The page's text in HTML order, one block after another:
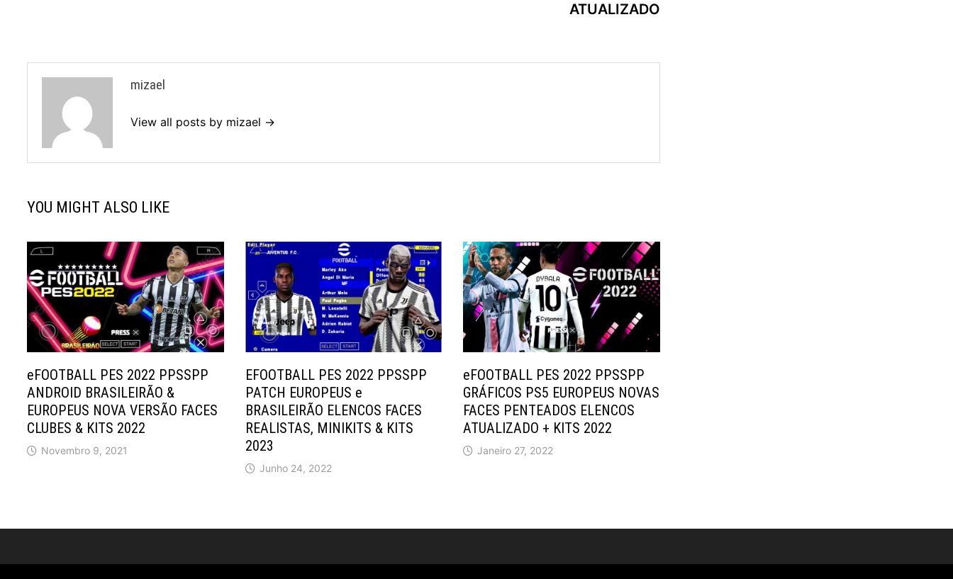
ATUALIZADO
mizael
View all posts by mizael →
YOU MIGHT ALSO LIKE
eFOOTBALL PES 2022 PPSSPP
ANDROID BRASILEIRÃO &
EUROPEUS NOVA VERSÃO FACES
CLUBES & KITS 2022
Novembro 9, 2021
EFOOTBALL PES 2022 PPSSPP
PATCH EUROPEUS e
BRASILEIRÃO ELENCOS FACES
REALISTAS, MINIKITS & KITS
2023
Junho 24, 2022
eFOOTBALL PES 2022 PPSSPP
GRÁFICOS PS5 EUROPEUS NOVAS
FACES PENTEADOS ELENCOS
ATUALIZADO + KITS 2022
Janeiro 27, 2022